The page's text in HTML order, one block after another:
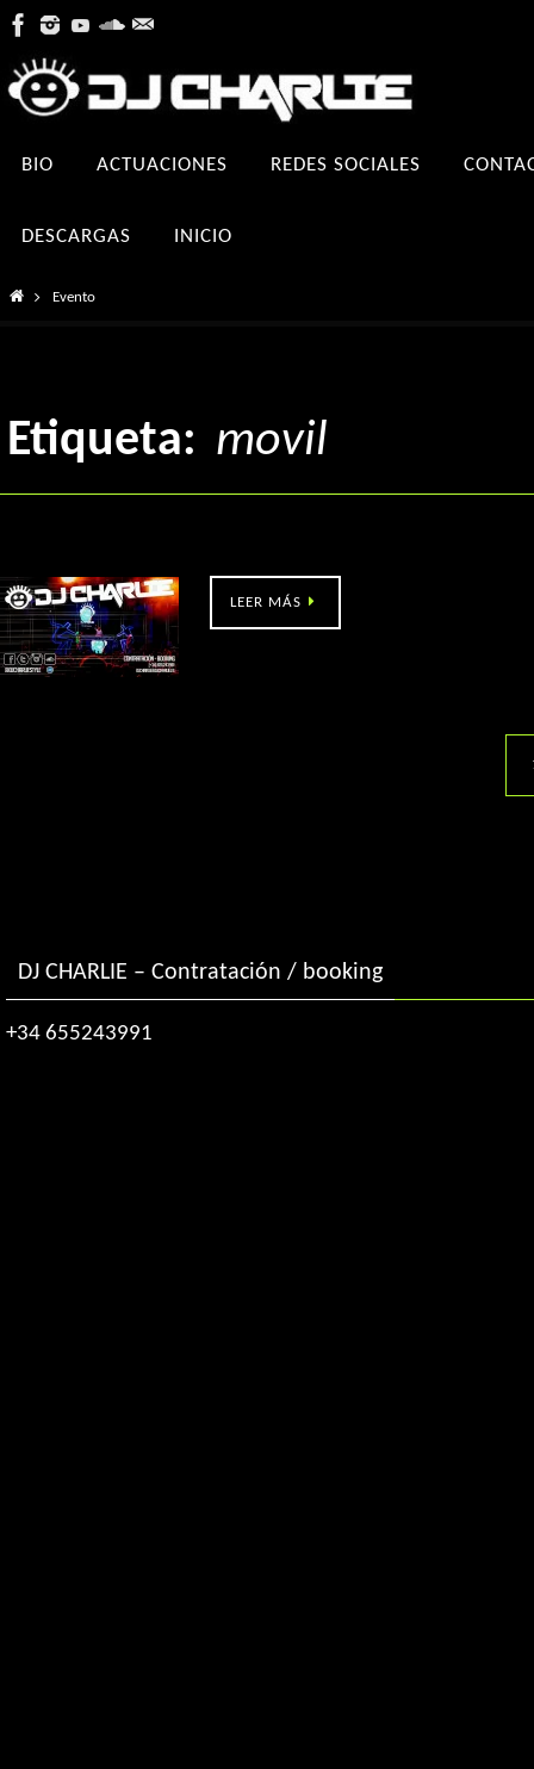
contenido
BIO ACTUACIONES REDES SOCIALES
DESCARGAS INICIO
InicioEvento
Etiqueta: movil
LEER MÁS
DJ CHARLIE – Contratación / booking
+34 655243991